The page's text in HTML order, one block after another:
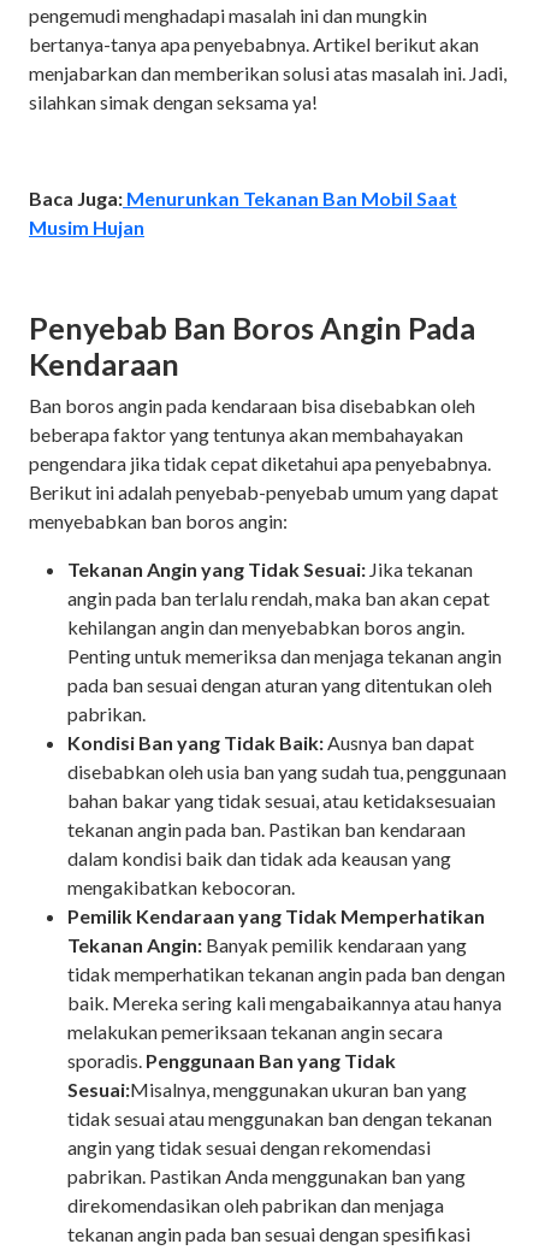
pengemudi menghadapi masalah ini dan mungkin
bertanya-tanya apa penyebabnya. Artikel berikut akan
menjabarkan dan memberikan solusi atas masalah ini. Jadi,
silahkan simak dengan seksama ya!
Baca Juga: Menurunkan Tekanan Ban Mobil Saat
Musim Hujan
Penyebab Ban Boros Angin Pada
Kendaraan
Ban boros angin pada kendaraan bisa disebabkan oleh
beberapa faktor yang tentunya akan membahayakan
pengendara jika tidak cepat diketahui apa penyebabnya.
Berikut ini adalah penyebab-penyebab umum yang dapat
menyebabkan ban boros angin:
Tekanan Angin yang Tidak Sesuai: Jika tekanan
angin pada ban terlalu rendah, maka ban akan cepat
kehilangan angin dan menyebabkan boros angin.
Penting untuk memeriksa dan menjaga tekanan angin
pada ban sesuai dengan aturan yang ditentukan oleh
pabrikan.
Kondisi Ban yang Tidak Baik:Ausnya ban dapat
disebabkan oleh usia ban yang sudah tua, penggunaan
bahan bakar yang tidak sesuai, atau ketidaksesuaian
tekanan angin pada ban. Pastikan ban kendaraan
dalam kondisi baik dan tidak ada keausan yang
mengakibatkan kebocoran.
Pemilik Kendaraan yang Tidak Memperhatikan
Tekanan Angin: Banyak pemilik kendaraan yang
tidak memperhatikan tekanan angin pada ban dengan
baik. Mereka sering kali mengabaikannya atau hanya
melakukan pemeriksaan tekanan angin secara
sporadis. Penggunaan Ban yang Tidak
Sesuai:Misalnya, menggunakan ukuran ban yang
tidak sesuai atau menggunakan ban dengan tekanan
angin yang tidak sesuai dengan rekomendasi
pabrikan. Pastikan Anda menggunakan ban yang
direkomendasikan oleh pabrikan dan menjaga
tekanan angin pada ban sesuai dengan spesifikasi